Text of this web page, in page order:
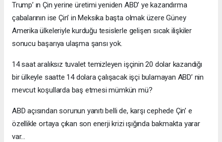
Trump’ ın Çin yerine üretimi yeniden ABD’ ye kazandırma
çabalarının ise Çin’ in Meksika başta olmak üzere Güney
Amerika ülkeleriyle kurduğu tesislerle gelişen sıcak ilişkiler
sonucu başarıya ulaşma şansı yok.
14 saat aralıksız tuvalet temizleyen işçinin 20 dolar kazandığı
bir ülkeyle saatte 14 dolara çalışacak işçi bulamayan ABD’ nin
mevcut koşullarda baş etmesi mümkün mü?
ABD açısından sorunun yanıtı belli de, karşı cephede Çin’ e
özellikle ortaya çıkan son enerji krizi ışığında bakmakta yarar
var…